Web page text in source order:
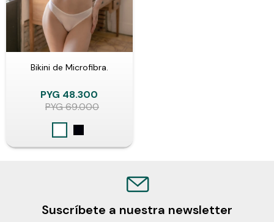
Bikini de Microfibra.
PYG 48.300
PYG69.000
Suscríbete a nuestra newsletter